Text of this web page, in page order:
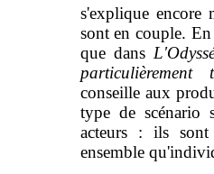
s'explique encore
sont en couple.
que dans
particulièrement
conseille aux
type de scénario
acteurs : ils sont
ensemble